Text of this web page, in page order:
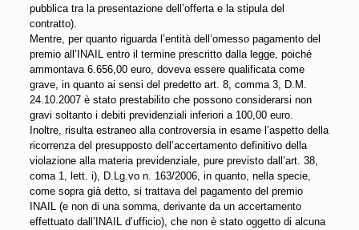
pubblica tra la presentazione dell’offerta e la stipula del
contratto).
Mentre, per quanto riguarda l’entità dell’omesso pagamento del
premio all’INAIL entro il termine prescritto dalla legge, poiché
ammontava 6.656,00 euro, doveva essere qualificata come
grave, in quanto ai sensi del predetto art. 8, comma 3, D.M.
24.10.2007 è stato prestabilito che possono considerarsi non
gravi soltanto i debiti previdenziali inferiori a 100,00 euro.
Inoltre, risulta estraneo alla controversia in esame l’aspetto della
ricorrenza del presupposto dell’accertamento definitivo della
violazione alla materia previdenziale, pure previsto dall’art. 38,
coma 1, lett. i), D.Lg.vo n. 163/2006, in quanto, nella specie,
come sopra già detto, si trattava del pagamento del premio
INAIL (e non di una somma, derivante da un accertamento
effettuato dall’INAIL d’ufficio), che non è stato oggetto di alcuna